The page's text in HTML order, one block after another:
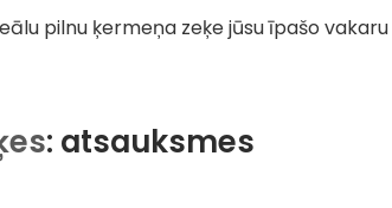
pilnu ķermeņa zeķe jūsu īpašo
: atsauksmes